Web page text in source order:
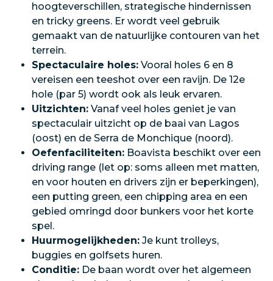
hoogteverschillen, strategische hindernissen
en tricky greens. Er wordt veel gebruik
gemaakt van de natuurlijke contouren van het
terrein.
Spectaculaire holes: Vooral holes 6 en 8
vereisen een teeshot over een ravijn. De 12e
hole (par 5) wordt ook als leuk ervaren.
Uitzichten: Vanaf veel holes geniet je van
spectaculair uitzicht op de baai van Lagos
(oost) en de Serra de Monchique (noord).
Oefenfaciliteiten: Boavista beschikt over een
driving range (let op: soms alleen met matten,
en voor houten en drivers zijn er beperkingen),
een putting green, een chipping area en een
gebied omringd door bunkers voor het korte
spel.
Huurmogelijkheden: Je kunt trolleys,
buggies en golfsets huren.
Conditie: De baan wordt over het algemeen